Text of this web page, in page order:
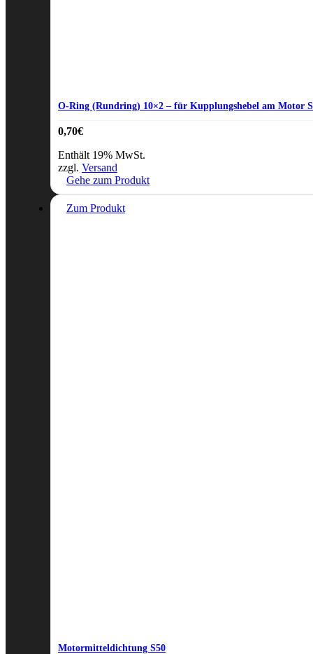
O-Ring (Rundring) 10×2 – für Kupplungshebel am Motor
0,70€
Enthält 19% MwSt.
zzgl. Versand
Gehe zum Produkt
Zum Produkt
Motormitteldichtung S50